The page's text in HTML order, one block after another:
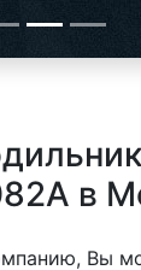
в
Вы